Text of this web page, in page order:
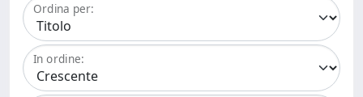
Ordina per:
In ordine: